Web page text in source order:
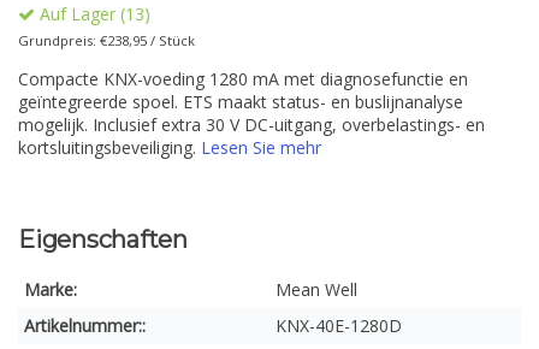
Auf Lager (13)
Grundpreis: €238,95 / Stück
Compacte KNX-voeding 1280 mA met diagnosefunctie en
geïntegreerde spoel. ETS maakt status- en buslijnanalyse
mogelijk. Inclusief extra 30 V DC-uitgang, overbelastings- en
kortsluitingsbeveiliging. Lesen Sie mehr
Eigenschaften
Marke:
Mean Well
Artikelnummer::
KNX-40E-1280D